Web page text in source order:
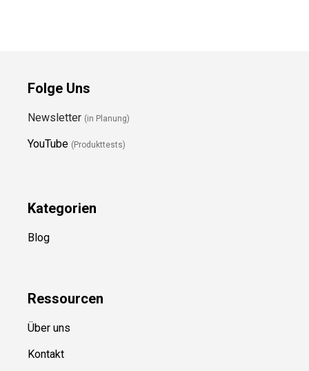
Folge Uns
Newsletter (in Planung)
YouTube (Produkttests)
Kategorien
Blog
Ressourcen
Über uns
Kontakt